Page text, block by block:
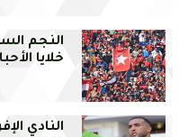
النجم
خلايا
النادي